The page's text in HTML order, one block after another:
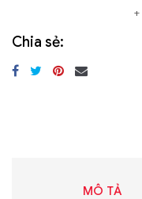
Chia sẻ:
MÔ TẢ